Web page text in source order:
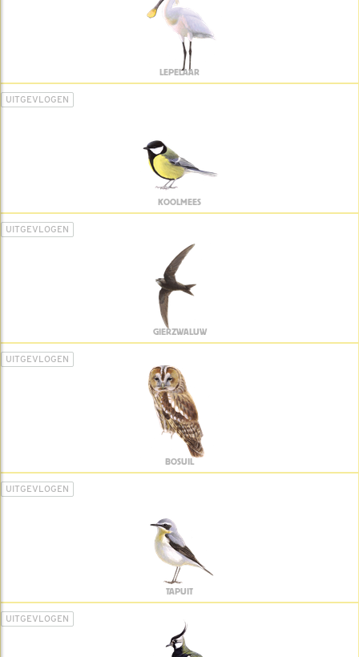
LEPELAAR
UITGEVLOGEN
KOOLMEES
UITGEVLOGEN
GIERZWALUW
UITGEVLOGEN
BOSUIL
UITGEVLOGEN
TAPUIT
UITGEVLOGEN